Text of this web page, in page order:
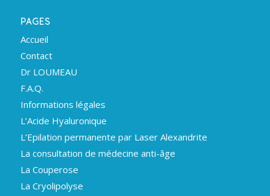
PAGES
Accueil
Contact
Dr LOUMEAU
F.A.Q.
Informations légales
L’Acide Hyaluronique
L’Epilation permanente par Laser Alexandrite
La consultation de médecine anti-âge
La Couperose
La Cryolipolyse